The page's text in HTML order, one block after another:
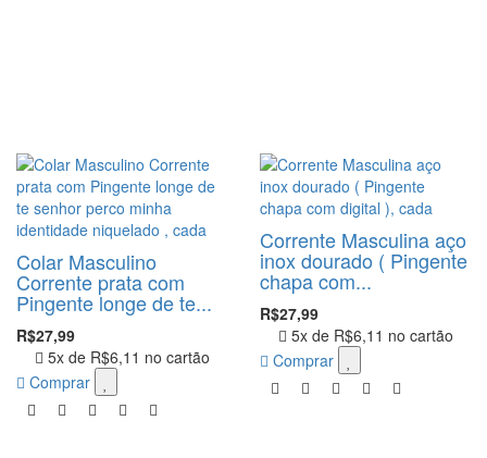
Colar Masculino
Corrente prata com
Pingente longe de te...
R$27,99
5x de R$6,11 no cartão
Comprar
Corrente Masculina aço
inox dourado ( Pingente
chapa com...
R$27,99
5x de R$6,11 no cartão
Comprar